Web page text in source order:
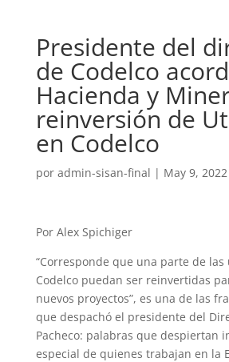
Presidente del
de Codelco
Hacienda y
reinversión de
en Codelco
por admin-sisan-final | May 9, 2022
Por Alex Spichiger
“Corresponde que una parte de
Codelco puedan ser reinvertidas
nuevos proyectos”, es una de las
que despachó el presidente del
Pacheco: palabras que despiertan
especial de quienes trabajan en la